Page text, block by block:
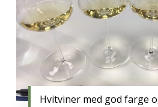
Hvitviner med god farge